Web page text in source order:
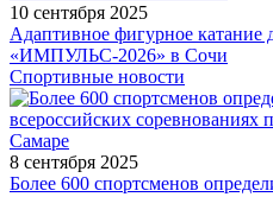
10 сентября 2025
Адаптивное фигурное катание
«ИМПУЛЬС-2026» в Сочи
Спортивные новости
8 сентября 2025
Более 600 спортсменов